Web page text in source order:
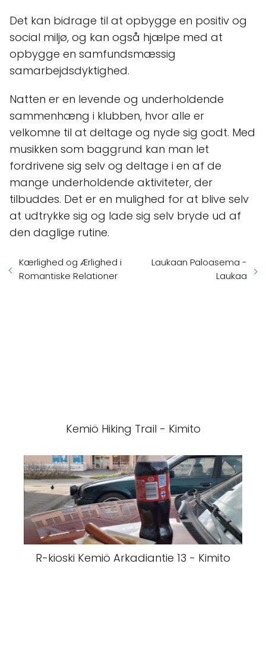
Det kan bidrage til at opbygge en positiv og
social miljø, og kan også hjælpe med at
opbygge en samfundsmæssig
samarbejdsdyktighed.
Natten er en levende og underholdende
sammenhæng i klubben, hvor alle er
velkomne til at deltage og nyde sig godt. Med
musikken som baggrund kan man let
fordrivene sig selv og deltage i en af de
mange underholdende aktiviteter, der
tilbuddes. Det er en mulighed for at blive selv
at udtrykke sig og lade sig selv bryde ud af
den daglige rutine.
Kærlighed og Ærlighed i
Romantiske Relationer
Laukaan Paloasema -
Laukaa
Kemiö Hiking Trail - Kimito
R-kioski Kemiö Arkadiantie 13 - Kimito